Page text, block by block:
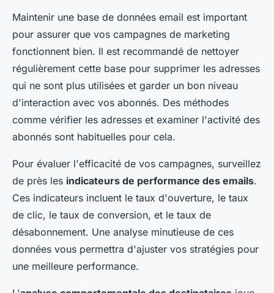
Maintenir une base de données email est important
pour assurer que vos campagnes de marketing
fonctionnent bien. Il est recommandé de nettoyer
régulièrement cette base pour supprimer les adresses
qui ne sont plus utilisées et garder un bon niveau
d'interaction avec vos abonnés. Des méthodes
comme vérifier les adresses et examiner l'activité des
abonnés sont habituelles pour cela.
Pour évaluer l'efficacité de vos campagnes, surveillez
de près les indicateurs de performance des emails.
Ces indicateurs incluent le taux d'ouverture, le taux
de clic, le taux de conversion, et le taux de
désabonnement. Une analyse minutieuse de ces
données vous permettra d'ajuster vos stratégies pour
une meilleure performance.